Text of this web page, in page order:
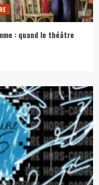
: quand le théâtre